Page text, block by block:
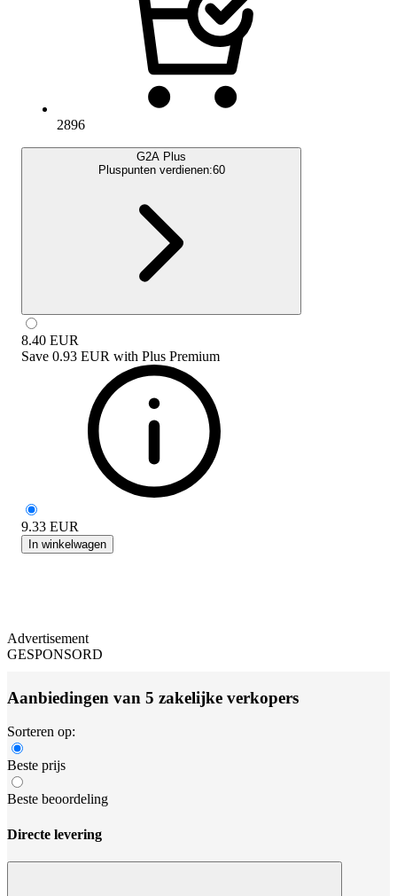
2896
G2A Plus
Pluspunten verdienen:60
8.40 EUR
Save 0.93 EUR with Plus Premium
9.33 EUR
In winkelwagen
Advertisement
GESPONSORD
Aanbiedingen van 5 zakelijke verkopers
Sorteren op:
Beste prijs
Beste beoordeling
Directe levering